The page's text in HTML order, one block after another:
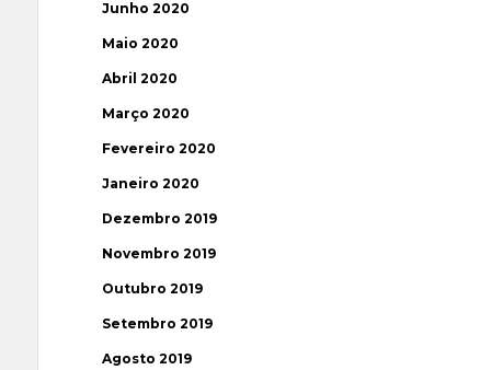
Junho 2020
Maio 2020
Abril 2020
Março 2020
Fevereiro 2020
Janeiro 2020
Dezembro 2019
Novembro 2019
Outubro 2019
Setembro 2019
Agosto 2019